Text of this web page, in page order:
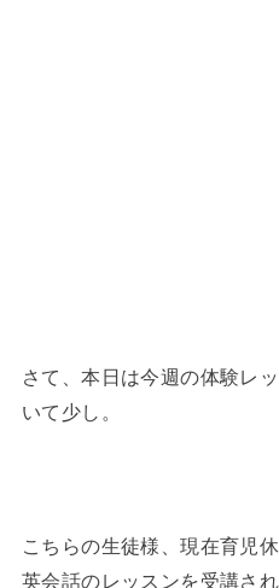
さて、本日は今週の体験レ
いて少し。
こちらの生徒様、現在育児
英会話のレッスンを受講さ